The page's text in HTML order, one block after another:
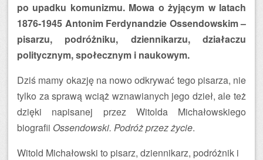
po upadku komunizmu. Mowa o żyjącym w latach
1876-1945 Antonim Ferdynandzie Ossendowskim –
pisarzu, podróżniku, dziennikarzu, działaczu
politycznym, społecznym i naukowym.
Dziś mamy okazję na nowo odkrywać tego pisarza, nie
tylko za sprawą wciąż wznawianych jego dzieł, ale też
dzięki napisanej przez Witolda Michałowskiego
biografii Ossendowski. Podróż przez życie.
Witold Michałowski to pisarz, dziennikarz, podróżnik i